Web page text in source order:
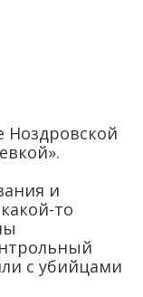
Ноздровской
и
то
с убийцами